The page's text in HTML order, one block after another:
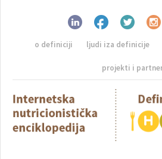
o definiciji ljudi iza definicije
projekti i